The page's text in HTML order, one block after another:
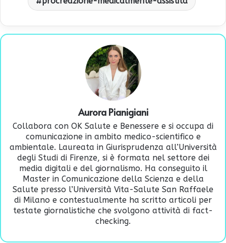
Aurora Pianigiani
Collabora con OK Salute e Benessere e si occupa di
comunicazione in ambito medico-scientifico e
ambientale. Laureata in Giurisprudenza all’Università
degli Studi di Firenze, si è formata nel settore dei
media digitali e del giornalismo. Ha conseguito il
Master in Comunicazione della Scienza e della
Salute presso l’Università Vita-Salute San Raffaele
di Milano e contestualmente ha scritto articoli per
testate giornalistiche che svolgono attività di fact-
checking.